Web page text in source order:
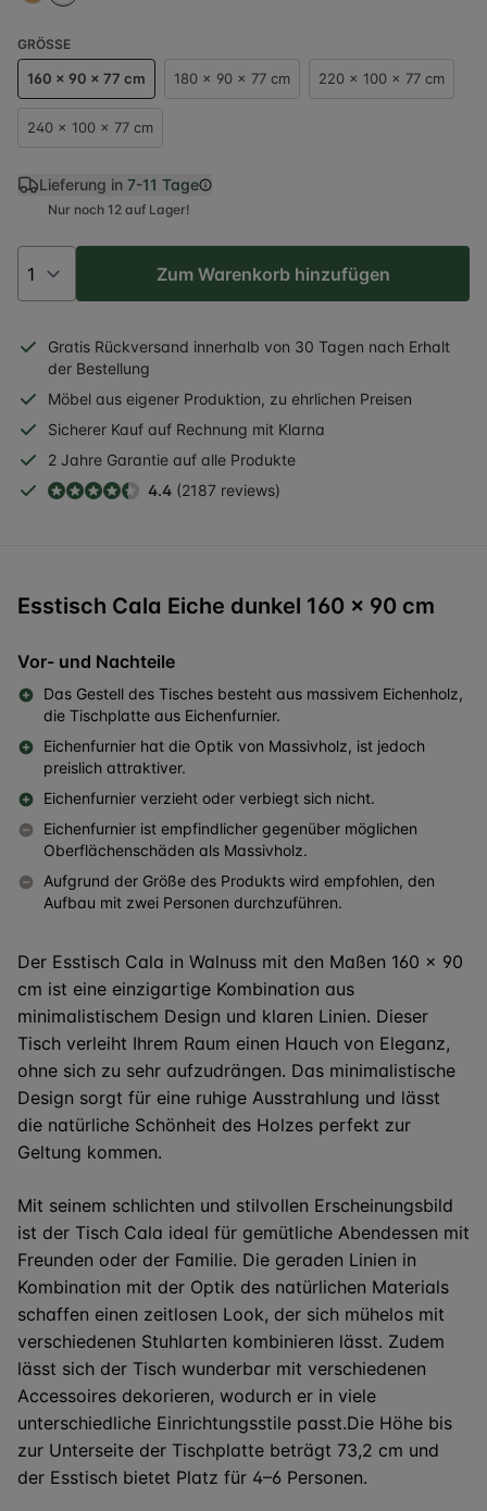
GRÖSSE
160 x 90 x 77 cm 180 x 90 x 77 cm 220 x 100 x 77 cm
240 x 100 x 77 cm
Lieferung in 7-11 Tage
Nur noch 12 auf Lager!
Zum Warenkorb hinzufügen
Gratis Rückversand innerhalb von 30 Tagen nach Erhalt
der Bestellung
Möbel aus eigener Produktion, zu ehrlichen Preisen
Sicherer Kauf auf Rechnung mit Klarna
2 Jahre Garantie auf alle Produkte
4.4 (2187 reviews)
Esstisch Cala Eiche dunkel 160 x 90 cm
Vor- und Nachteile
Das Gestell des Tisches besteht aus massivem Eichenholz,
die Tischplatte aus Eichenfurnier.
Eichenfurnier hat die Optik von Massivholz, ist jedoch
preislich attraktiver.
Eichenfurnier verzieht oder verbiegt sich nicht.
Eichenfurnier ist empfindlicher gegenüber möglichen
Oberflächenschäden als Massivholz.
Aufgrund der Größe des Produkts wird empfohlen, den
Aufbau mit zwei Personen durchzuführen.
Der Esstisch Cala in Walnuss mit den Maßen 160 x 90
cm ist eine einzigartige Kombination aus
minimalistischem Design und klaren Linien. Dieser
Tisch verleiht Ihrem Raum einen Hauch von Eleganz,
ohne sich zu sehr aufzudrängen. Das minimalistische
Design sorgt für eine ruhige Ausstrahlung und lässt
die natürliche Schönheit des Holzes perfekt zur
Geltung kommen.
Mit seinem schlichten und stilvollen Erscheinungsbild
ist der Tisch Cala ideal für gemütliche Abendessen mit
Freunden oder der Familie. Die geraden Linien in
Kombination mit der Optik des natürlichen Materials
schaffen einen zeitlosen Look, der sich mühelos mit
verschiedenen Stuhlarten kombinieren lässt. Zudem
lässt sich der Tisch wunderbar mit verschiedenen
Accessoires dekorieren, wodurch er in viele
unterschiedliche Einrichtungsstile passt.Die Höhe bis
zur Unterseite der Tischplatte beträgt 73,2 cm und
der Esstisch bietet Platz für 4–6 Personen.